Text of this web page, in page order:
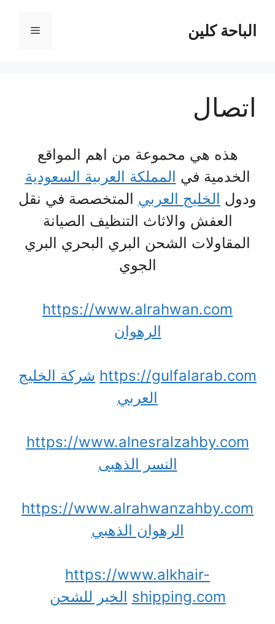
المحتوىالباحة كلين القائمة
اتصال
هذه هي محموعة من اهم المواقع
الخدمية في المملكة العربية السعودية
ودول الخليج العربي المتخصصة في نقل
العفش والاثاث التنظيف الصيانة
المقاولات الشحن البري البحري البري
الجوي
https://www.alrahwan.com
الرهوان
https://gulfalarab.com شركة الخليج
العربي
https://www.alnesralzahby.com
النسر الذهبى
https://www.alrahwanzahby.com
الرهوان الذهبي
https://www.alkhair-
shipping.com الخير للشحن